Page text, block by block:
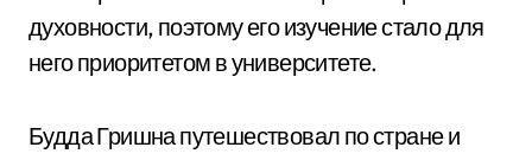
духовности, поэтому его изучение стало для
него приоритетом в университете.
Будда Гришна путешествовал по стране и